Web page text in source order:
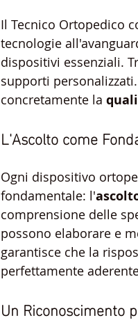
Il Tecnico Ortopedico
tecnologie
dispositivi essenziali.
supporti
concretamente la
L'Ascolto come
Ogni dispositivo
fondamentale: l'
comprensione delle
possono elaborare e
garantisce che la
perfettamente
Un Riconoscimento